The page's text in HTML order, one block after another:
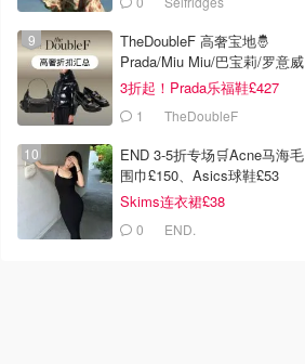
TheDoubleF 高奢宝地🤴
Prada/Miu Miu/巴宝莉/罗意威
3折起！Prada乐福鞋£427
1 TheDoubleF
END 3-5折专场🛒Acne马海毛
围巾£150、Asics球鞋£53
Skims连衣裙£38
0 END.